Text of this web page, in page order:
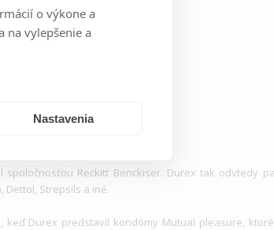
rad Play.
Reckitt Benckiser. Durex tak odvtedy
Dettol, Strepsils a iné.
keď Durex predstavil kondómy Mutual pleasure,
o výkone a
na vylepšenie a
Nastavenia